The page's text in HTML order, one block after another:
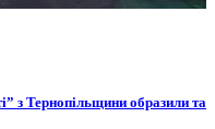
з Тернопільщини образили та